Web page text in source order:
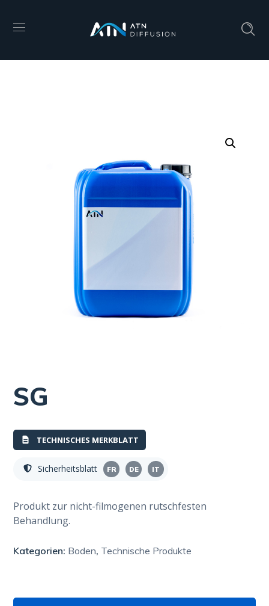
SG
TECHNISCHES MERKBLATT
Sicherheitsblatt FR DE IT
Produkt zur nicht-filmogenen rutschfesten
Behandlung.
Kategorien: Boden, Technische Produkte